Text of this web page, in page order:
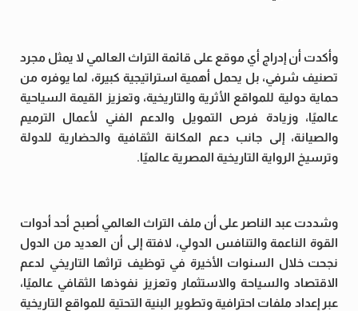
وأكدت أن إدراج أي موقع على قائمة التراث العالمي لا يمثل مجرد
تصنيف شرفي، بل يحمل أهمية استراتيجية كبيرة، لما يوفره من
حماية دولية للمواقع الأثرية والتاريخية، وتعزيز القيمة السياحية
عالميًا، وزيادة فرص التمويل والدعم الفني لأعمال الترميم
والصيانة، إلى جانب دعم المكانة الثقافية والحضارية للدولة
وترسيخ الرواية التاريخية المصرية عالميًا.
وشددت عبد الناصر على أن ملف التراث العالمي أصبح أحد أدوات
القوة الناعمة والتنافس الدولي، لافتة إلى أن العديد من الدول
نجحت خلال السنوات الأخيرة في توظيف تراثها التاريخي لدعم
الاقتصاد والسياحة والاستثمار وتعزيز نفوذها الثقافي عالميًا،
عبر إعداد ملفات احترافية وتطوير البنية التحتية للمواقع التاريخية